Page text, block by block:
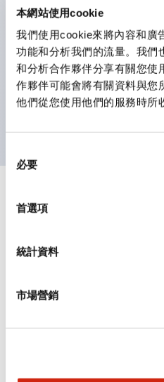
本網站使用cookie
我們使用cookie來將內容和廣
功能和分析我們的流量。我們
和分析合作夥伴分享有關您使
作夥伴可能會將有關資料與您
他們從您使用他們的服務時所
必要
首選項
統計資料
市場營銷
需分色管理的 LED 燈泡，
顏色。
支援色彩通用設計（CUD）
示燈的亮燈/熄燈狀態，以
符合 ISO 3864-4 安全色規
規格